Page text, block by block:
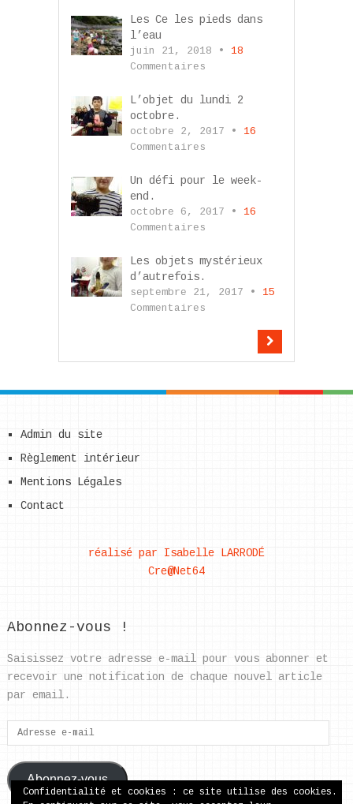
Les Ce les pieds dans
l’eau
juin 21, 2018 • 18
Commentaires
L’objet du lundi 2
octobre.
octobre 2, 2017 • 16
Commentaires
Un défi pour le week-
end.
octobre 6, 2017 • 16
Commentaires
Les objets mystérieux
d’autrefois.
septembre 21, 2017 • 15
Commentaires
Admin du site
Règlement intérieur
Mentions Légales
Contact
réalisé par Isabelle LARRODÉ
Cre@Net64
Abonnez-vous !
Saisissez votre adresse e-mail pour vous abonner et
recevoir une notification de chaque nouvel article
par email.
Adresse
e-
mail
Abonnez-vous
Confidentialité et cookies : ce site utilise des cookies.